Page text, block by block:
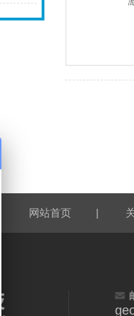
网站首页 |